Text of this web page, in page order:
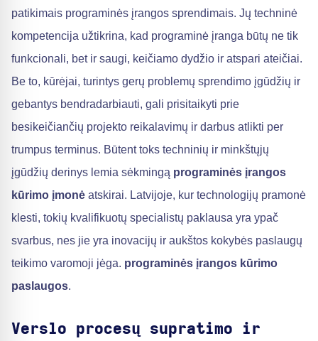
patikimais programinės įrangos sprendimais. Jų techninė
kompetencija užtikrina, kad programinė įranga būtų ne tik
funkcionali, bet ir saugi, keičiamo dydžio ir atspari ateičiai.
Be to, kūrėjai, turintys gerų problemų sprendimo įgūdžių ir
gebantys bendradarbiauti, gali prisitaikyti prie
besikeičiančių projekto reikalavimų ir darbus atlikti per
trumpus terminus. Būtent toks techninių ir minkštųjų
įgūdžių derinys lemia sėkmingą programinės įrangos
kūrimo įmonė atskirai. Latvijoje, kur technologijų pramonė
klesti, tokių kvalifikuotų specialistų paklausa yra ypač
svarbus, nes jie yra inovacijų ir aukštos kokybės paslaugų
teikimo varomoji jėga. programinės įrangos kūrimo
paslaugos.
Verslo procesų supratimo ir